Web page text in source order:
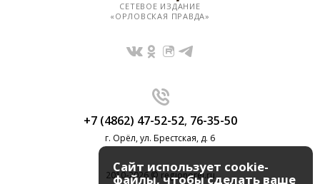
СЕТЕВОЕ ИЗДАНИЕ
«ОРЛОВСКАЯ ПРАВДА»
+7 (4862) 47-52-52, 76-35-50
г. Орёл, ул. Брестская, д. 6
2010-2026 © regionorel.ru
Сайт использует cookie-
файлы, чтобы сделать ваше